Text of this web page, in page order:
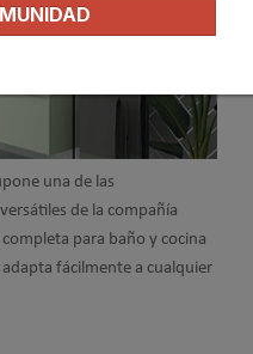
una de las
de la compañía
para baño y cocina
fácilmente a cualquier